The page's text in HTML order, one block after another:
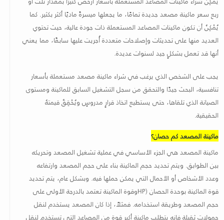
ربع سعر ماكينة مصعد جديدة تمامًا، ما يجعلها ميسرةً ماديًا أكثر بكثير. كما
يُمْكِنُ أن تكون ماكينات المصاعد المستعملة ذات جودة عالية، حيث تحتوي
العديد منها على تحديثات وإصلاحات متعددة أُجريت عليها سابقًا، مما يعني
أنها قد تعمل بشكلٍ جيد لسنوات عديدة.
يجب على الشخص الذي يرغب في شراء ماكينة مصعد مستعملة بأسعار
تنافسية، البحث جيدًا والتحقق من سجل التشغيل السابق للماكينة ومستوى
الصيانة الذي تلقاها، حتى يستطيع اتخاذ قرارٍ مدروسٍ ويُحْقِقُ قيمتهُ
الحقيقية.
ماكينة المصعد كم حصان؟
ماكينة المصعد هي الجزء الأساسي في عملية تشغيل المصعد وتحريكه
بين الطوابق. ويتم تحديد حجم الماكينة بناء على حجم المصعد وارتفاعه
وعدد الأشخاص أو الأحمال التي يمكن حملها فيه. وبشكل عام، يتم تحديد
قوة الماكينة بوحدة الحصان (HP
وقوة الماكينة تعتمد بالدرجة الأولى على
حجم المصعد وطريقة استخدامه. فمثلاً، إذا كان المصعد يستخدم لنقل
حمولات ثقيلة فإنه يتطلب ماكينة أكبر قوة من المصاعد التي تستخدم لنقل